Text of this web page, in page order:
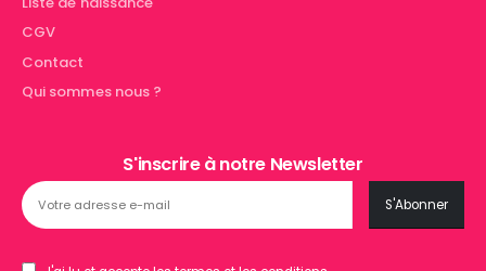
CGV
Contact
Qui sommes nous ?
S'inscrire à notre Newsletter